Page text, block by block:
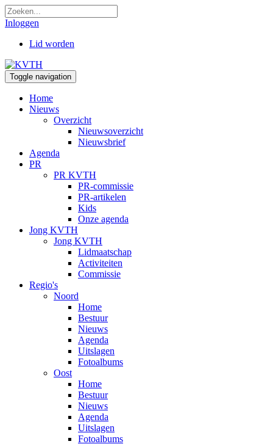
Inloggen
Lid worden
Toggle navigation
Home
Nieuws
Overzicht
Nieuwsoverzicht
Nieuwsbrief
Agenda
PR
PR KVTH
PR-commissie
PR-artikelen
Kids
Onze agenda
Jong KVTH
Jong KVTH
Lidmaatschap
Activiteiten
Commissie
Regio's
Noord
Home
Bestuur
Nieuws
Agenda
Uitslagen
Fotoalbums
Oost
Home
Bestuur
Nieuws
Agenda
Uitslagen
Fotoalbums